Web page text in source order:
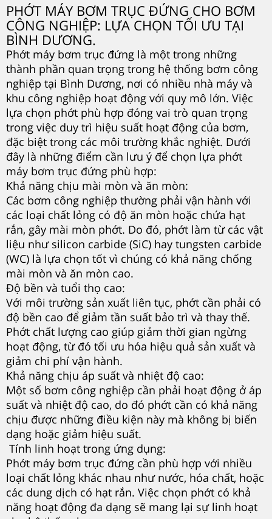
PHỚT MÁY BƠM TRỤC ĐỨNG CHO BƠM
CÔNG NGHIỆP: LỰA CHỌN TỐI ƯU TẠI
BÌNH DƯƠNG.
Phớt máy bơm trục đứng là một trong những
thành phần quan trọng trong hệ thống bơm công
nghiệp tại Bình Dương, nơi có nhiều nhà máy và
khu công nghiệp hoạt động với quy mô lớn. Việc
lựa chọn phớt phù hợp đóng vai trò quan trọng
trong việc duy trì hiệu suất hoạt động của bơm,
đặc biệt trong các môi trường khắc nghiệt. Dưới
đây là những điểm cần lưu ý để chọn lựa phớt
máy bơm trục đứng phù hợp:
Khả năng chịu mài mòn và ăn mòn:
Các bơm công nghiệp thường phải vận hành với
các loại chất lỏng có độ ăn mòn hoặc chứa hạt
rắn, gây mài mòn phớt. Do đó, phớt làm từ các vật
liệu như silicon carbide (SiC) hay tungsten carbide
(WC) là lựa chọn tốt vì chúng có khả năng chống
mài mòn và ăn mòn cao.
Độ bền và tuổi thọ cao:
Với môi trường sản xuất liên tục, phớt cần phải có
độ bền cao để giảm tần suất bảo trì và thay thế.
Phớt chất lượng cao giúp giảm thời gian ngừng
hoạt động, từ đó tối ưu hóa hiệu quả sản xuất và
giảm chi phí vận hành.
Khả năng chịu áp suất và nhiệt độ cao:
Một số bơm công nghiệp cần phải hoạt động ở áp
suất và nhiệt độ cao, do đó phớt cần có khả năng
chịu được những điều kiện này mà không bị biến
dạng hoặc giảm hiệu suất.
Tính linh hoạt trong ứng dụng:
Phớt máy bơm trục đứng cần phù hợp với nhiều
loại chất lỏng khác nhau như nước, hóa chất, hoặc
các dung dịch có hạt rắn. Việc chọn phớt có khả
năng hoạt động đa dạng sẽ mang lại sự linh hoạt